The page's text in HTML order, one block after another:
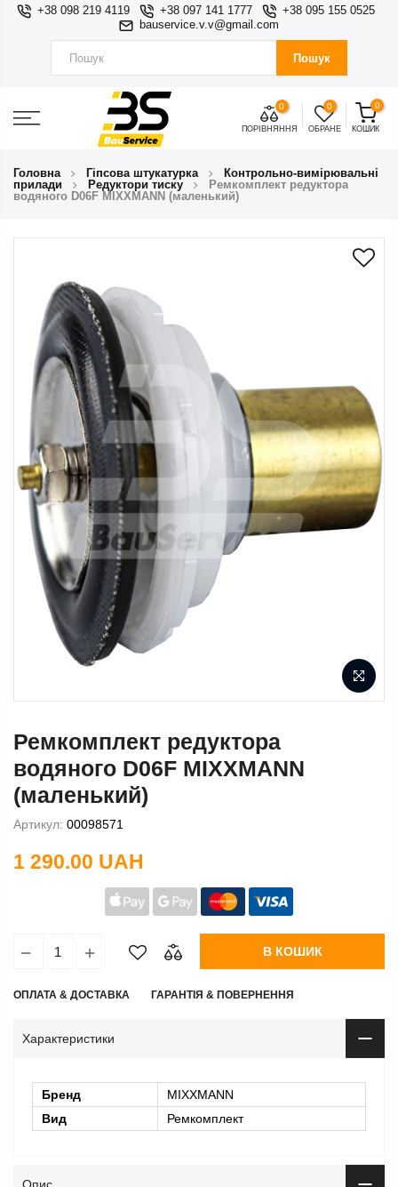
+38 098 219 4119 +38 097 141 1777
+38 095 155 0525
bauservice.v.v@gmail.com
Пошук
0
ПОРІВНЯННЯ
0
ОБРАНЕ
0
КОШИК
Головна Гіпсова штукатурка
Контрольно-вимірювальні
прилади
Редуктори тиску
Ремкомплект редуктора
водяного D06F MIXXMANN (маленький)
Ремкомплект редуктора
водяного D06F MIXXMANN
(маленький)
Артикул: 00098571
1 290.00 UAH
В КОШИК
ОПЛАТА & ДОСТАВКА ГАРАНТІЯ & ПОВЕРНЕННЯ
Характеристики
Бренд
MIXXMANN
Вид
Ремкомплект